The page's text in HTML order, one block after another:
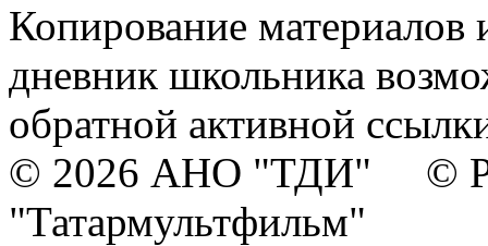
Копирование материалов
дневник школьника
обратной активной
© 2026 АНО "ТДИ" ©
"Татармультфильм"